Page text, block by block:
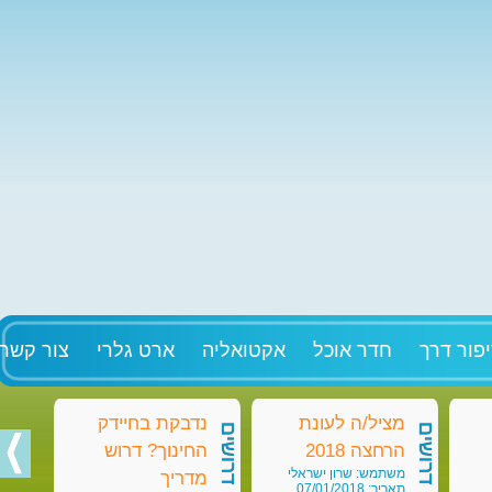
דרך חדר אוכל אקטואליה ארט גלרי צור
מציל/ה לעונת
הרחצה 2018
משתמש: שרון ישראלי
תאריך: 07/01/2018
דרושים
נדבקת בחיידק
החינוך? דרוש
מדריך
דרושים דרושים